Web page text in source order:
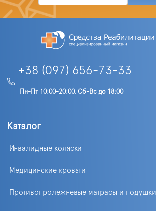
+38 (097) 656-73-33
Пн-Пт 10:00-20:00, Сб-Вс до 18:00
Каталог
Инвалидные коляски
Медицинские кровати
Противопролежневые матрасы и подушки